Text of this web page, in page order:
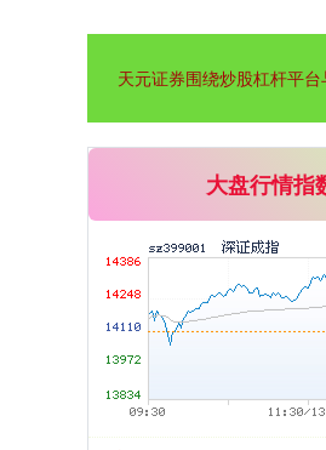
天元证券围绕炒股杠杆平
大盘行情指
深证成指
沪深300 4694.44